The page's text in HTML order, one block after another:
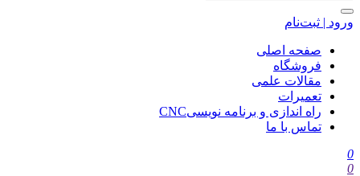
ورود | ثبت‌نام
صفحه اصلی
فروشگاه
مقالات علمی
تعمیرات
راه اندازی و برنامه نویسیCNC
تماس با ما
0
0